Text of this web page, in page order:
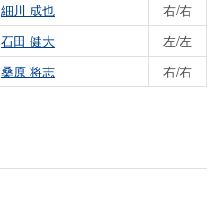
細川 成也
右/右
石田 健大
左/左
桑原 将志 右/右